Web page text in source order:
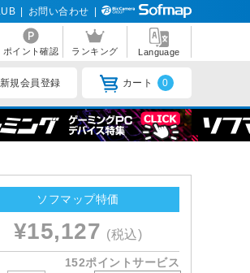
お問い合わせ
ポイント確認 ランキング Language
新規会員登録 カート 0
ソフマップ特価
¥15,127 (税込)
152ポイントサービス